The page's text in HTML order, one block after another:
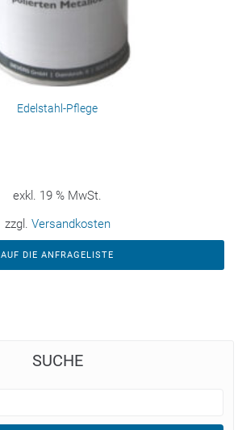
Edelstahl-Pflege
exkl. 19 % MwSt.
zzgl. Versandkosten
AUF DIE ANFRAGELISTE
SUCHE